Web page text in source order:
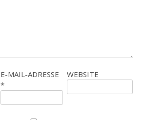
E-MAIL-ADRESSE
*
WEBSITE